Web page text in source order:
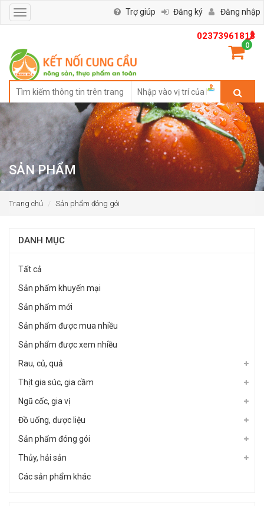
02373961818
0
Toggle
navigation
Trợ giúp Đăng ký Đăng nhập
SẢN PHẨM
Trang chủ Sản phẩm đóng gói
DANH MỤC
Tất cả
Sản phẩm khuyến mại
Sản phẩm mới
Sản phẩm được mua nhiều
Sản phẩm được xem nhiều
Rau, củ, quả
Thịt gia súc, gia cầm
Ngũ cốc, gia vị
Đồ uống, dược liệu
Sản phẩm đóng gói
Thủy, hải sản
Các sản phẩm khác